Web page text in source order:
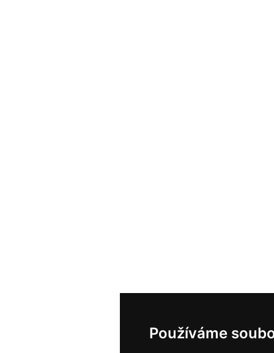
Používáme